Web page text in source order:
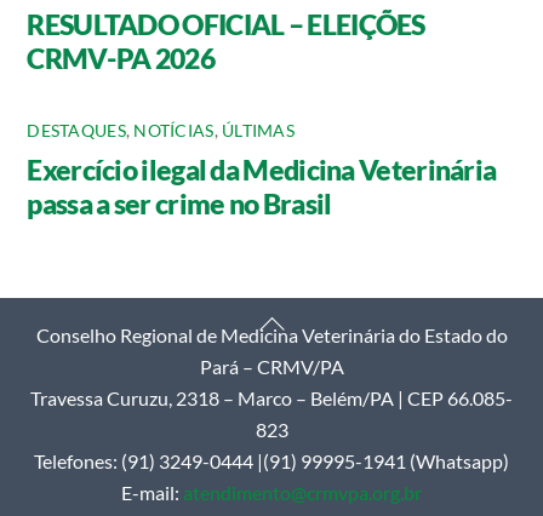
RESULTADO OFICIAL – ELEIÇÕES
CRMV-PA 2026
DESTAQUES, NOTÍCIAS, ÚLTIMAS
Exercício ilegal da Medicina Veterinária
passa a ser crime no Brasil
Back
To
Top
Conselho Regional de Medicina Veterinária do Estado do
Pará – CRMV/PA
Travessa Curuzu, 2318 – Marco – Belém/PA | CEP 66.085-
823
Telefones: (91) 3249-0444 |(91) 99995-1941 (Whatsapp)
E-mail: atendimento@crmvpa.org.br